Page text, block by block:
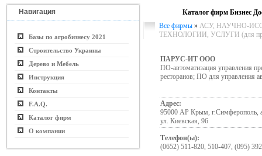
Навигация
Базы по агробизнесу 2021
Строительство Украины
Дерево и Мебель
Инструкция
Контакты
F.A.Q.
Каталог фирм
О компании
Каталог фирм Бизнес
Все фирмы » АСУ, НАУЧНО-
ТЕХНОЛОГИИ, УСЛУГИ (для
ПАРУС-ИT ООО
ПО-автоматизация управления
ресторанов; ПО для управления
Адрес:
95000 АР Крым, г.Симферополь,
ул. Киевская, 96
Телефон(ы):
(0652) 511-820, 510-407, (095)